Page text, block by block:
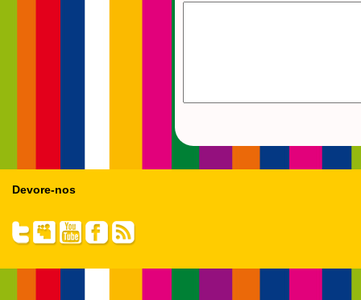
Devore-nos